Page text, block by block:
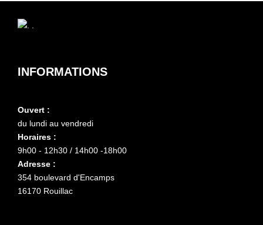
INFORMATIONS
Ouvert :
du lundi au vendredi
Horaires :
9h00 - 12h30 / 14h00 -18h00
Adresse :
354 boulevard d'Encamps
16170 Rouillac